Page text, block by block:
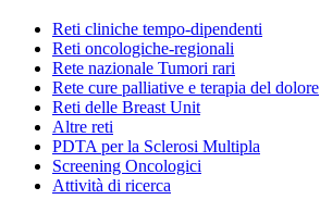
Reti cliniche tempo-dipendenti
Reti oncologiche-regionali
Rete nazionale Tumori rari
Rete cure palliative e terapia del dolore
Reti delle Breast Unit
Altre reti
PDTA per la Sclerosi Multipla
Screening Oncologici
Attività di ricerca